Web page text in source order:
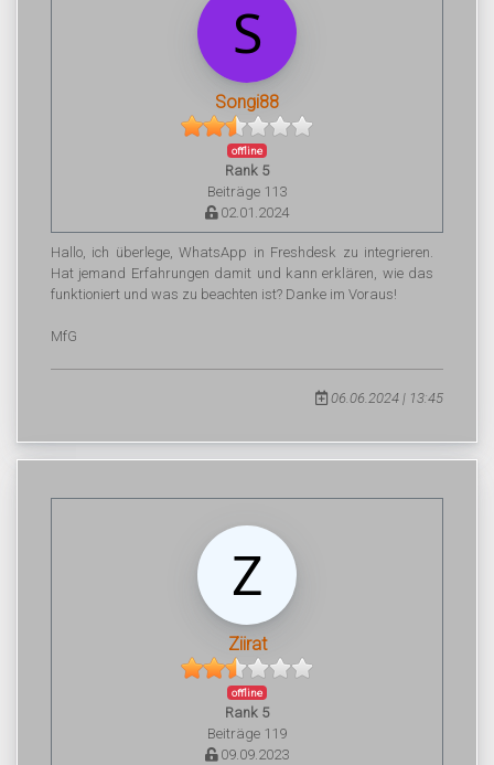
Songi88
offline
Rank 5
Beiträge 113
02.01.2024
Hallo, ich überlege, WhatsApp in Freshdesk zu integrieren.
Hat jemand Erfahrungen damit und kann erklären, wie das
funktioniert und was zu beachten ist? Danke im Voraus!
MfG
06.06.2024 | 13:45
Ziirat
offline
Rank 5
Beiträge 119
09.09.2023